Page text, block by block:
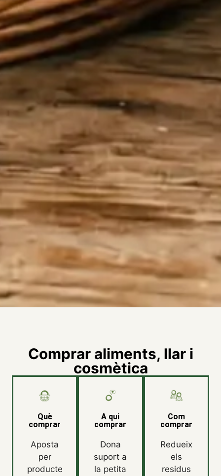
Comprar aliments, llar i
cosmètica
Què
comprar
Aposta
per
producte
A qui
comprar
Dona
suport a
la petita
Com
comprar
Redueix
els
residus